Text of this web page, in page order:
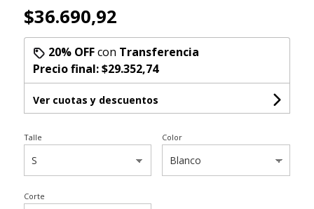
$36.690,92
20% OFFcon Transferencia
Precio final:$29.352,74
Ver cuotas y descuentos
Talle Color
Corte